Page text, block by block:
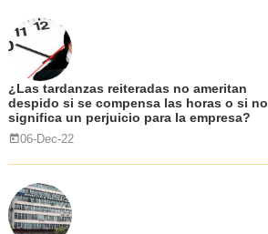
¿Las tardanzas reiteradas no ameritan
despido si se compensa las horas o si no
significa un perjuicio para la empresa?
06-Dec-22